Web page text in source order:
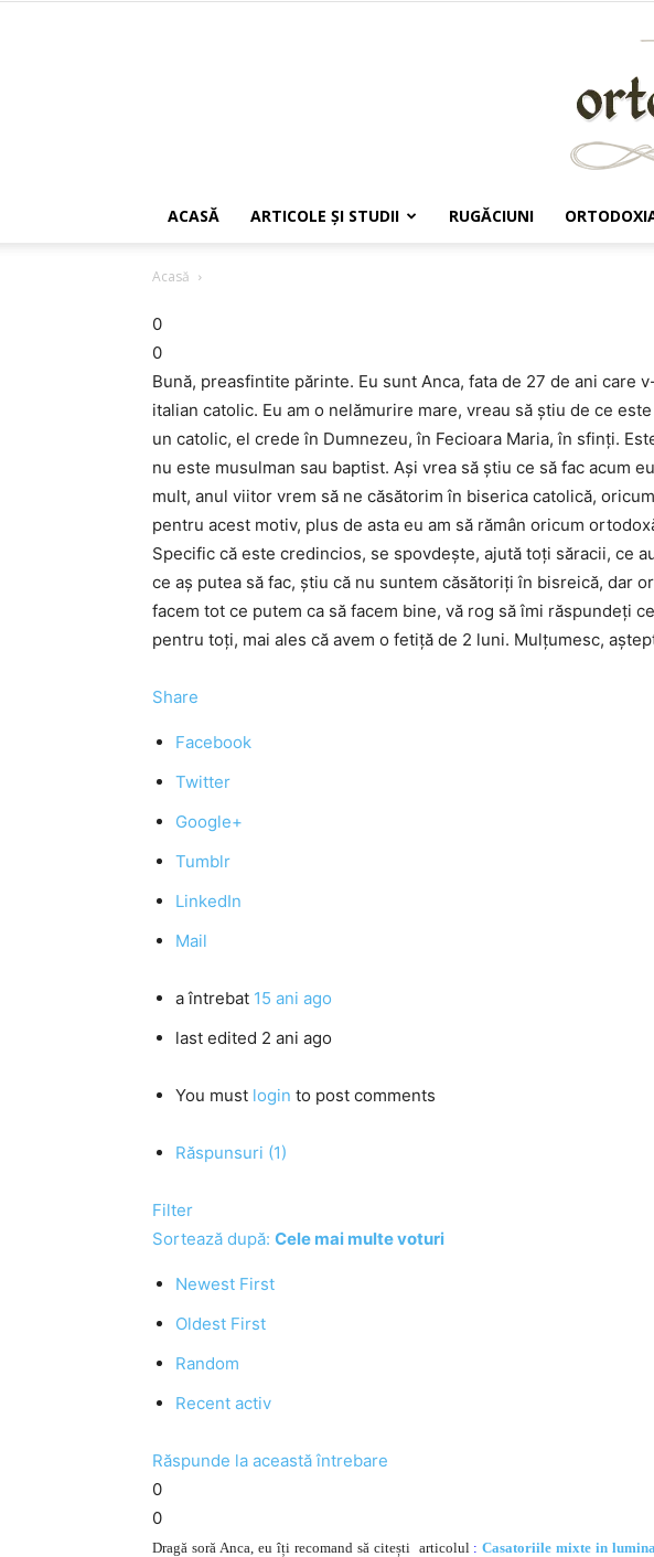
ACASĂ ARTICOLE ŞI STUDII RUGĂCIUNI
Acasă
0
0
Bună, preasfintite părinte. Eu sunt Anca, fata de 27 de ani care
italian catolic. Eu am o nelămurire mare, vreau să ştiu de ce
un catolic, el crede în Dumnezeu, în Fecioara Maria, în sfinţi.
nu este musulman sau baptist. Aşi vrea să ştiu ce să fac acum
mult, anul viitor vrem să ne căsătorim în biserica catolică,
pentru acest motiv, plus de asta eu am să rămân oricum
Specific că este credincios, se spovdeşte, ajută toţi săracii, ce
ce aş putea să fac, ştiu că nu suntem căsătoriţi în bisreică, dar
facem tot ce putem ca să facem bine, vă rog să îmi răspundeţi
pentru toţi, mai ales că avem o fetiţă de 2 luni. Mulţumesc,
Share
Facebook
Twitter
Google+
Tumblr
LinkedIn
Mail
a întrebat 15 ani ago
last edited 2 ani ago
You must login to post comments
Răspunsuri (1)
Filter
Sortează după: Cele mai multe voturi
Newest First
Oldest First
Random
Recent activ
Răspunde la această întrebare
0
0
Dragă soră Anca, eu îți recomand să citești articolul : Casatoriile mixte in